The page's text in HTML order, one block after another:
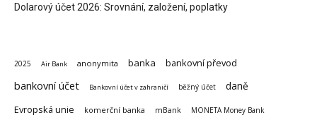
Dolarový účet 2026: Srovnání, založení, poplatky
2025 Air Bank anonymita banka bankovní převod
bankovní účet Bankovní účet v zahraničí běžný účet daně
Evropská unie komerční banka mBank MONETA Money Bank